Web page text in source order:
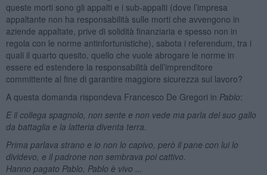
queste morti sono gli appalti e i sub-appalti (dove l’impresa
appaltante non ha responsabilità sulle morti che avvengono in
aziende appaltate, prive di solidità finanziaria e spesso non in
regola con le norme antinfortunistiche), sabota i referendum, tra i
quali il quarto quesito, quello che vuole abrogare le norme in
essere ed estendere la responsabilità dell’imprenditore
committente al fine di garantire maggiore sicurezza sul lavoro?
A questa domanda rispondeva Francesco De Gregori in Pablo:
E il collega spagnolo, non sente e non vede ma parla del suo gallo
da battaglia e la latteria diventa terra.
Prima parlava strano e io non lo capivo, però il pane con lui lo
dividevo, e il padrone non sembrava poi cattivo.
Hanno pagato Pablo, Pablo è vivo ...